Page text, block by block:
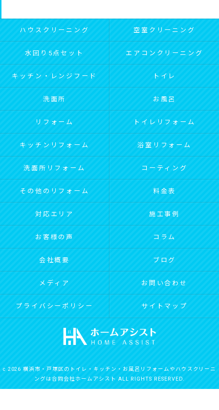
ハウスクリーニング 空室クリーニング
水回り5点セット エアコンクリーニング
キッチン・レンジフード トイレ
洗面所 お風呂
リフォーム トイレリフォーム
キッチンリフォーム 浴室リフォーム
洗面所リフォーム コーティング
その他のリフォーム 料金表
対応エリア 施工事例
お客様の声 コラム
会社概要 ブログ
メディア お問い合わせ
プライバシーポリシー サイトマップ
c 2026 横浜市・戸塚区のトイレ・キッチン・お風呂リフォームやハウスクリーニ
ングは合同会社ホームアシスト ALL RIGHTS RESERVED.